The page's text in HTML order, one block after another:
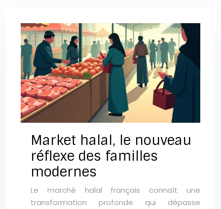
Market halal, le nouveau
réflexe des familles
modernes
Le marché halal français connaît une
transformation profonde qui dépasse